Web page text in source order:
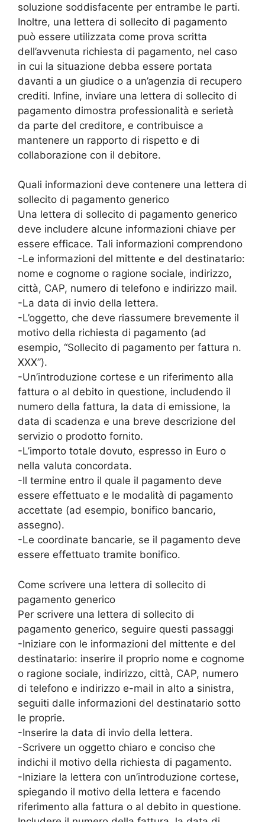
soluzione soddisfacente per entrambe le parti.
Inoltre, una lettera di sollecito di pagamento
può essere utilizzata come prova scritta
dell’avvenuta richiesta di pagamento, nel caso
in cui la situazione debba essere portata
davanti a un giudice o a un’agenzia di recupero
crediti. Infine, inviare una lettera di sollecito di
pagamento dimostra professionalità e serietà
da parte del creditore, e contribuisce a
mantenere un rapporto di rispetto e di
collaborazione con il debitore.
Quali informazioni deve contenere una lettera di
sollecito di pagamento generico
Una lettera di sollecito di pagamento generico
deve includere alcune informazioni chiave per
essere efficace. Tali informazioni comprendono
-Le informazioni del mittente e del destinatario:
nome e cognome o ragione sociale, indirizzo,
città, CAP, numero di telefono e indirizzo mail.
-La data di invio della lettera.
-L’oggetto, che deve riassumere brevemente il
motivo della richiesta di pagamento (ad
esempio, “Sollecito di pagamento per fattura n.
XXX”).
-Un’introduzione cortese e un riferimento alla
fattura o al debito in questione, includendo il
numero della fattura, la data di emissione, la
data di scadenza e una breve descrizione del
servizio o prodotto fornito.
-L’importo totale dovuto, espresso in Euro o
nella valuta concordata.
-Il termine entro il quale il pagamento deve
essere effettuato e le modalità di pagamento
accettate (ad esempio, bonifico bancario,
assegno).
-Le coordinate bancarie, se il pagamento deve
essere effettuato tramite bonifico.
Come scrivere una lettera di sollecito di
pagamento generico
Per scrivere una lettera di sollecito di
pagamento generico, seguire questi passaggi
-Iniziare con le informazioni del mittente e del
destinatario: inserire il proprio nome e cognome
o ragione sociale, indirizzo, città, CAP, numero
di telefono e indirizzo e-mail in alto a sinistra,
seguiti dalle informazioni del destinatario sotto
le proprie.
-Inserire la data di invio della lettera.
-Scrivere un oggetto chiaro e conciso che
indichi il motivo della richiesta di pagamento.
-Iniziare la lettera con un’introduzione cortese,
spiegando il motivo della lettera e facendo
riferimento alla fattura o al debito in questione.